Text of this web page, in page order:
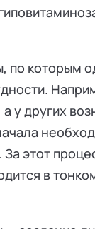
по которым
у других
этот
в